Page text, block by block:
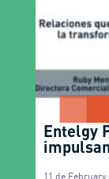
Entelgy
11 de February